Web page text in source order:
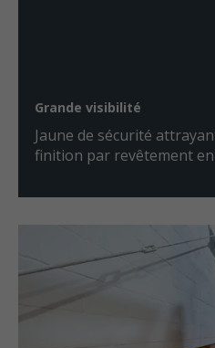
Grande visibilité
Jaune de sécurité
finition par revêtement